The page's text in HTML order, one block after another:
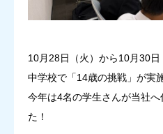
10月28日（火）から10月30
中学校で「14歳の挑戦」が実
今年は4名の学生さんが当社
た！
0779-87-2375